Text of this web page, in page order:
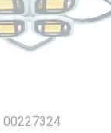
00227324